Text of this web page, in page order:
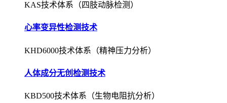
KAS技术体系（四肢动脉检测）
心率变异性检测技术
KHD6000技术体系（精神压力分析）
人体成分无创检测技术
KBD500技术体系（生物电阻抗分析）